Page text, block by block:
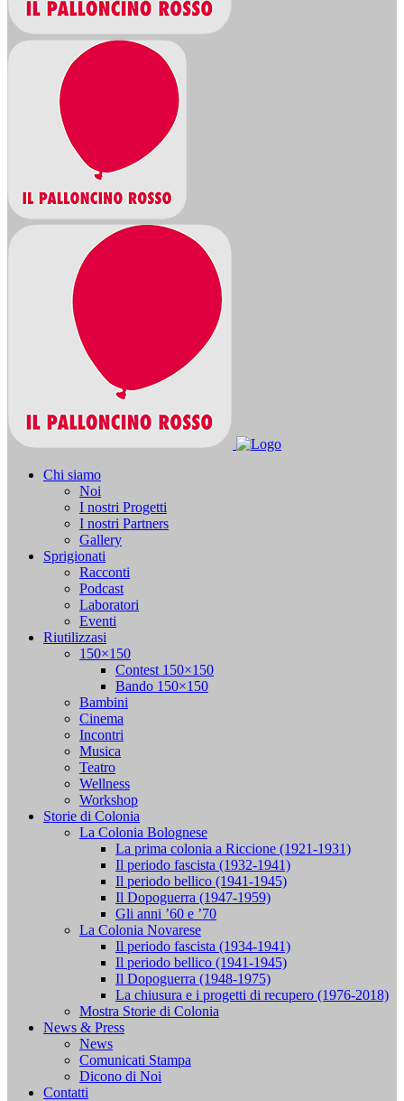
Chi siamo
Noi
I nostri Progetti
I nostri Partners
Gallery
Sprigionati
Racconti
Podcast
Laboratori
Eventi
Riutilizzasi
150×150
Contest 150×150
Bando 150×150
Bambini
Cinema
Incontri
Musica
Teatro
Wellness
Workshop
Storie di Colonia
La Colonia Bolognese
La prima colonia a Riccione (1921-1931)
Il periodo fascista (1932-1941)
Il periodo bellico (1941-1945)
Il Dopoguerra (1947-1959)
Gli anni ’60 e ’70
La Colonia Novarese
Il periodo fascista (1934-1941)
Il periodo bellico (1941-1945)
Il Dopoguerra (1948-1975)
La chiusura e i progetti di recupero (1976-2018)
Mostra Storie di Colonia
News & Press
News
Comunicati Stampa
Dicono di Noi
Contatti